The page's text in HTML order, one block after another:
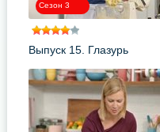
Сезон 3
Выпуск 15. Глазурь